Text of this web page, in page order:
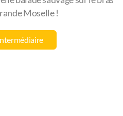
Moselle !